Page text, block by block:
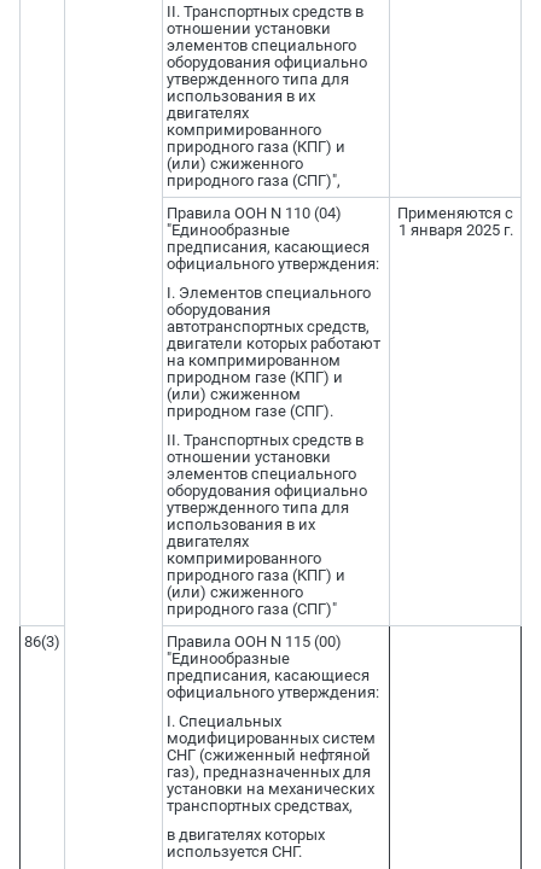
II. Транспортных средств в
отношении установки
элементов специального
оборудования официально
утвержденного типа для
использования в их
двигателях
компримированного
природного газа (КПГ) и
(или) сжиженного
природного газа (СПГ)",
Правила ООН N 110 (04)
"Единообразные
предписания, касающиеся
официального утверждения:
I. Элементов специального
оборудования
автотранспортных средств,
двигатели которых работают
на компримированном
природном газе (КПГ) и
(или) сжиженном
природном газе (СПГ).
II. Транспортных средств в
отношении установки
элементов специального
оборудования официально
утвержденного типа для
использования в их
двигателях
компримированного
природного газа (КПГ) и
(или) сжиженного
природного газа (СПГ)"
Применяются с
1 января 2025 г.
86(3)
Правила ООН N 115 (00)
"Единообразные
предписания, касающиеся
официального утверждения:
I. Специальных
модифицированных систем
СНГ (сжиженный нефтяной
газ), предназначенных для
установки на механических
транспортных средствах,
в двигателях которых
используется СНГ.